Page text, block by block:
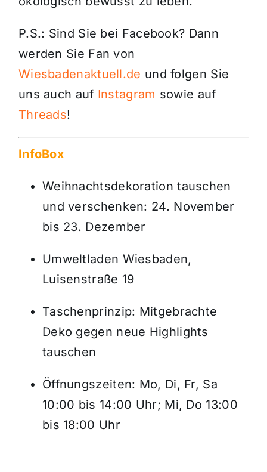
P.S.: Sind Sie bei Facebook? Dann
werden Sie Fan von
Wiesbadenaktuell.de und folgen Sie
uns auch auf Instagram sowie auf
Threads!
InfoBox
Weihnachtsdekoration tauschen
und verschenken: 24. November
bis 23. Dezember
Umweltladen Wiesbaden,
Luisenstraße 19
Taschenprinzip: Mitgebrachte
Deko gegen neue Highlights
tauschen
Öffnungszeiten: Mo, Di, Fr, Sa
10:00 bis 14:00 Uhr; Mi, Do 13:00
bis 18:00 Uhr